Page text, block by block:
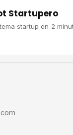
Startupero
startup en 2